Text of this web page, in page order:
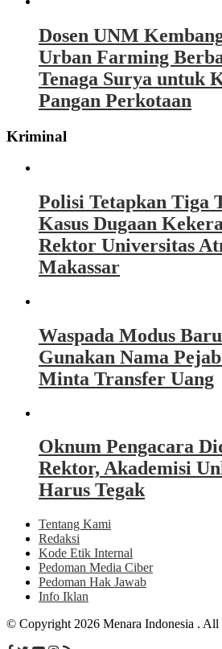
Dosen UNM
Urban Farming
Tenaga Surya untuk
Pangan Perkotaan
Kriminal
Polisi Tetapkan Tiga
Kasus Dugaan
Rektor Universitas
Makassar
Waspada Modus
Gunakan Nama
Minta Transfer Uang
Oknum Pengacara
Rektor, Akademisi
Harus Tegak
Tentang Kami
Redaksi
Kode Etik Internal
Pedoman Media Ciber
Pedoman Hak Jawab
Info Iklan
© Copyright 2026 Menara Indonesia . All